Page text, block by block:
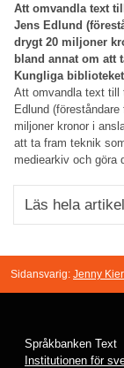
Att omvandla text
Jens Edlund
drygt 20 miljoner
bland annat om att
Kungliga
Att omvandla text till
Edlund (föreståndare
miljoner kronor i
att ta fram teknik
mediearkiv och göra
Läs hela
Sidansvarig: Jenny
Språkbanken Text
Institutionen för